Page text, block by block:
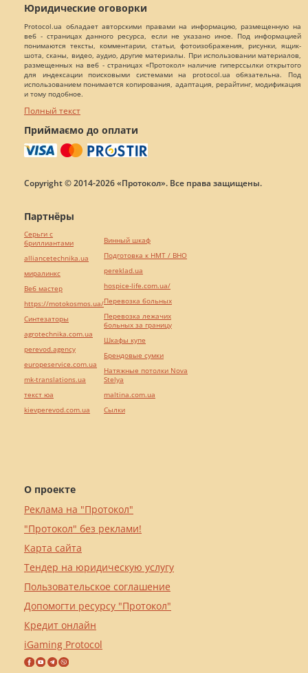
Юридические оговорки
Protocol.ua обладает авторскими правами на информацию, размещенную на
веб - страницах данного ресурса, если не указано иное. Под информацией
понимаются тексты, комментарии, статьи, фотоизображения, рисунки, ящик-
шота, сканы, видео, аудио, другие материалы. При использовании материалов,
размещенных на веб - страницах «Протокол» наличие гиперссылки открытого
для индексации поисковыми системами на protocol.ua обязательна. Под
использованием понимается копирования, адаптация, рерайтинг, модификация
и тому подобное.
Полный текст
Приймаємо до оплати
Copyright © 2014-2026 «Протокол». Все права защищены.
О проекте
Реклама на "Протокол"
"Протокол" без реклами!
Карта сайта
Тендер на юридическую услугу
Пользовательское соглашение
Допомогти ресурсу "Протокол"
Кредит онлайн
iGaming Protocol
Партнёры
Серьги с
бриллиантами
alliancetechnika.ua
миралинкс
Веб мастер
https://motokosmos.ua/
Синтезаторы
agrotechnika.com.ua
perevod.agency
europeservice.com.ua
mk-translations.ua
текст юа
kievperevod.com.ua
Винный шкаф
Подготовка к НМТ / ВНО
pereklad.ua
hospice-life.com.ua/
Перевозка больных
Перевозка лежачих
больных за границу
Шкафы купе
Брендовые сумки
Натяжные потолки Nova
Stelya
maltina.com.ua
Cылки